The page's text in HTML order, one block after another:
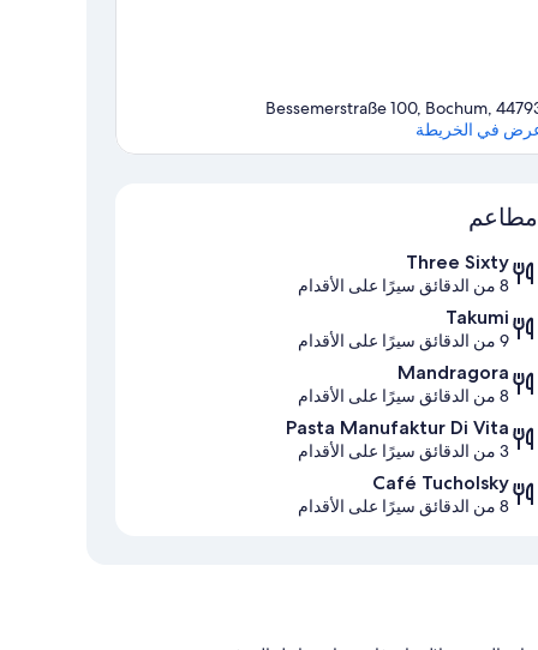
Bessemerstraße 100, Bochum,
في الخريطة
مطاعم
Three Sixty
8 من الدقائق سيرًا على الأقدام
Takumi
9 من الدقائق سيرًا على الأقدام
Mandragora
8 من الدقائق سيرًا على الأقدام
Pasta Manufaktur Di Vita
3 من الدقائق سيرًا على الأقدام
Café Tucholsky
8 من الدقائق سيرًا على الأقدام